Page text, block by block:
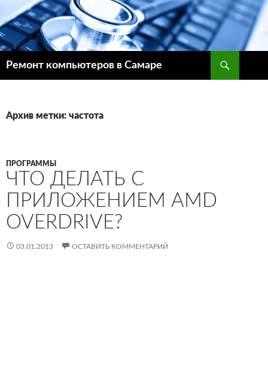
Ремонт компьютеров в Самаре
Архив метки: частота
ПРОГРАММЫ
ЧТО ДЕЛАТЬ С
ПРИЛОЖЕНИЕМ AMD
OVERDRIVE?
03.01.2013 ОСТАВИТЬ КОММЕНТАРИЙ